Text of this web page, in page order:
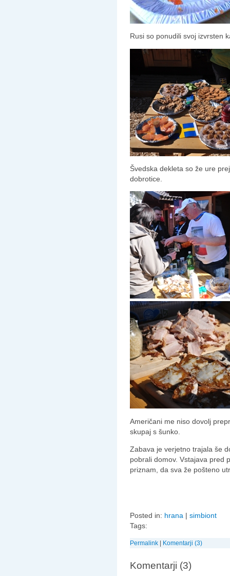
Rusi so ponudili svoj izvrsten
Švedska dekleta so že ure
dobrotice.
Američani me niso dovolj
skupaj s šunko.
Zabava je verjetno trajala še
pobrali domov. Vstajava pred
priznam, da sva že pošteno
Posted in: hrana | simbiont
Tags:
Permalink Komentarji (3)
Komentarji (3)